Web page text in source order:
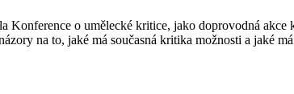
o umělecké kritice, jako doprovodná
na to, jaké má současná kritika možnosti a jaké